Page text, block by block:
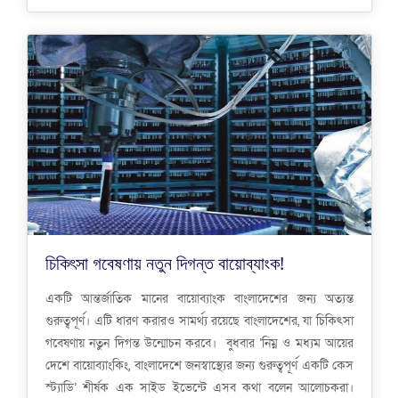
চিকিৎসা গবেষণায় নতুন দিগন্ত বায়োব্যাংক!
একটি আন্তর্জাতিক মানের বায়োব্যাংক বাংলাদেশের জন্য অত্যন্ত
গুরুত্বপূর্ণ। এটি ধারণ করারও সামর্থ্য রয়েছে বাংলাদেশের, যা চিকিৎসা
গবেষণায় নতুন দিগন্ত উন্মোচন করবে। বুধবার ‘নিম্ন ও মধ্যম আয়ের
দেশে বায়োব্যাংকিং, বাংলাদেশে জনস্বাস্থ্যের জন্য গুরুত্বপূর্ণ একটি কেস
স্ট্যাডি’ শীর্ষক এক সাইড ইভেন্টে এসব কথা বলেন আলোচকরা।